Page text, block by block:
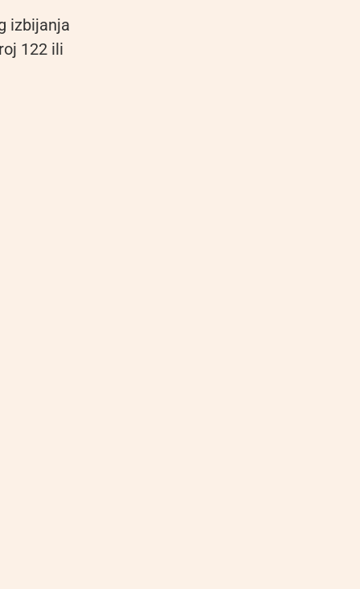
izbijanja
122 ili